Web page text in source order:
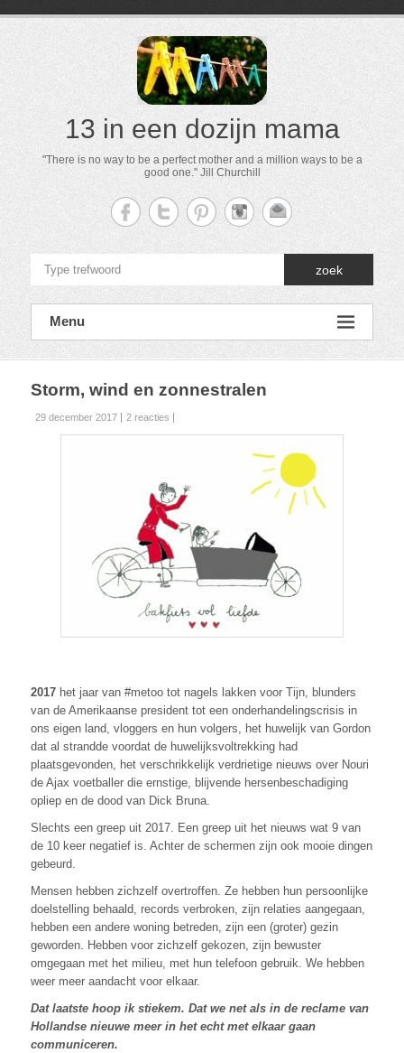
13 in een dozijn mama
"There is no way to be a perfect mother and a million ways to be a
good one." Jill Churchill
zoek
Menu
Storm, wind en zonnestralen
29 december 2017 2 reacties
2017 het jaar van #metoo tot nagels lakken voor Tijn, blunders
van de Amerikaanse president tot een onderhandelingscrisis in
ons eigen land, vloggers en hun volgers, het huwelijk van Gordon
dat al strandde voordat de huwelijksvoltrekking had
plaatsgevonden, het verschrikkelijk verdrietige nieuws over Nouri
de Ajax voetballer die ernstige, blijvende hersenbeschadiging
opliep en de dood van Dick Bruna.
Slechts een greep uit 2017. Een greep uit het nieuws wat 9 van
de 10 keer negatief is. Achter de schermen zijn ook mooie dingen
gebeurd.
Mensen hebben zichzelf overtroffen. Ze hebben hun persoonlijke
doelstelling behaald, records verbroken, zijn relaties aangegaan,
hebben een andere woning betreden, zijn een (groter) gezin
geworden. Hebben voor zichzelf gekozen, zijn bewuster
omgegaan met het milieu, met hun telefoon gebruik. We hebben
weer meer aandacht voor elkaar.
Dat laatste hoop ik stiekem. Dat we net als in de reclame van
Hollandse nieuwe meer in het echt met elkaar gaan
communiceren.